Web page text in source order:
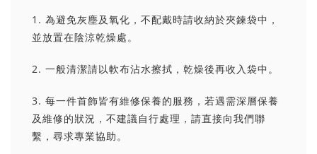
1. 為避免灰塵及氧化，不配戴時請收納於夾鍊袋中，
並放置在陰涼乾燥處。
2. 一般清潔請以軟布沾水擦拭，乾燥後再收入袋中。
3. 每一件首飾皆有維修保養的服務，若遇需深層保養
及維修的狀況，不建議自行處理，請直接向我們聯
繫，尋求專業協助。